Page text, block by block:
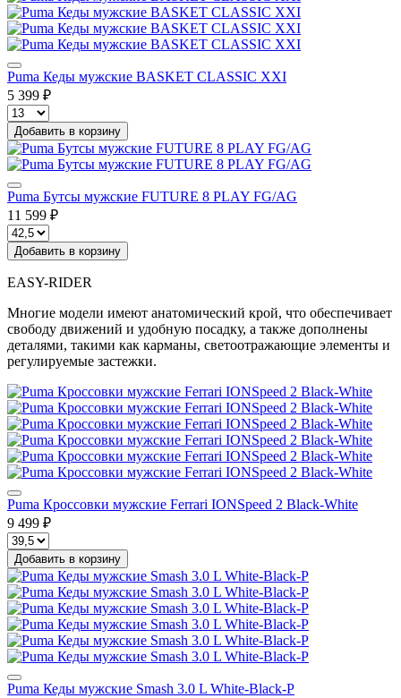
Puma Кеды мужские BASKET CLASSIC XXI
5 399 ₽
Добавить в корзину
Puma Бутсы мужские FUTURE 8 PLAY FG/AG
11 599 ₽
Добавить в корзину
EASY-RIDER
Многие модели имеют анатомический крой, что обеспечивает
свободу движений и удобную посадку, а также дополнены
деталями, такими как карманы, светоотражающие элементы и
регулируемые застежки.
Puma Кроссовки мужские Ferrari IONSpeed 2 Black-White
9 499 ₽
Добавить в корзину
Puma Кеды мужские Smash 3.0 L White-Black-P